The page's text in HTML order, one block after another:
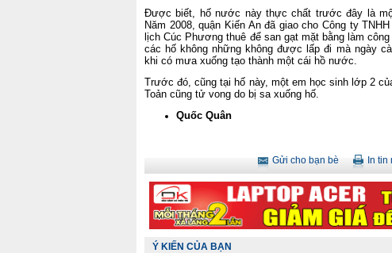
Được biết, hố nước này thực chất trước đây là
Năm 2008, quận Kiến An đã giao cho Công ty
lịch Cúc Phương thuê để san gạt mặt bằng làm
các hố không những không được lấp đi mà ngày
khi có mưa xuống tạo thành một cái hồ nước.
Trước đó, cũng tại hố này, một em học sinh lớp 2
Toản cũng tử vong do bị sa xuống hố.
Quốc Quân
In tin
Gửi cho bạn bè
Ý KIẾN CỦA BẠN